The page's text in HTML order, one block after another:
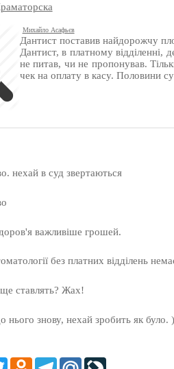
Михайло Асафьєв
Дантист поставив найдорожчу
Дантист, в платному відділенні,
не питав, чи не пропонував.
чек на оплату в касу. Половини
нехай в суд звертаються
важливіше грошей.
без платних відділень
ставлять? Жах!
нього знову, нехай зробить як було.
TwitterOdnoklassniki
TelegramMail.RuLiveJournal